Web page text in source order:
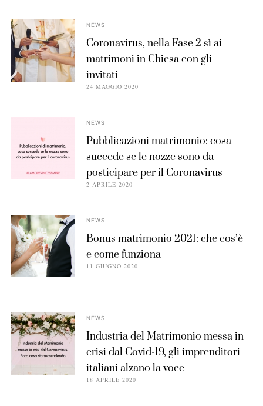
NEWS
Coronavirus, nella Fase 2 sì ai
matrimoni in Chiesa con gli
invitati
24 MAGGIO 2020
NEWS
Pubblicazioni matrimonio: cosa
succede se le nozze sono da
posticipare per il Coronavirus
2 APRILE 2020
NEWS
Bonus matrimonio 2021: che cos’è
e come funziona
11 GIUGNO 2020
NEWS
Industria del Matrimonio messa in
crisi dal Covid-19, gli imprenditori
italiani alzano la voce
18 APRILE 2020